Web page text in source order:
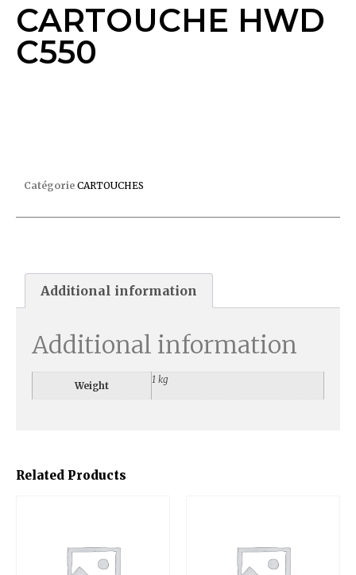
CARTOUCHE HWD
C550
Related Products
Catégorie CARTOUCHES
Additional information
Additional information
Weight
1 kg